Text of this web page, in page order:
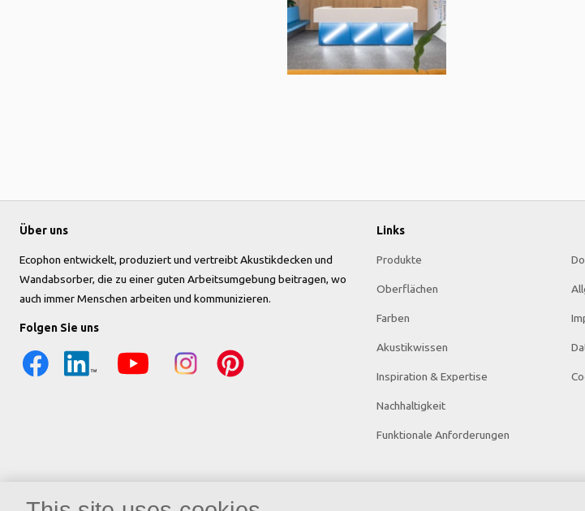
Über uns
Ecophon entwickelt, produziert und vertreibt Akustikdecken und
Wandabsorber, die zu einer guten Arbeitsumgebung beitragen, wo
auch immer Menschen arbeiten und kommunizieren.
Folgen Sie uns
Links
Produkte
Oberflächen
Farben
Akustikwissen
Inspiration & Expertise
Nachhaltigkeit
Funktionale Anforderungen